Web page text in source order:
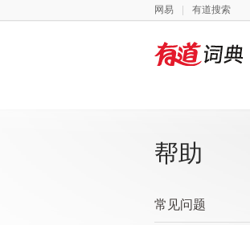
网易 有道搜索
帮助
常见问题